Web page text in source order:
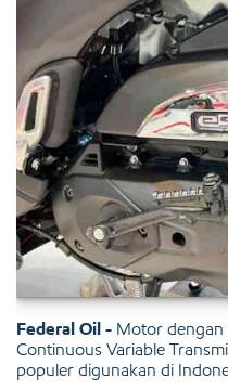
Federal Oil - Motor dengan
Continuous Variable
populer digunakan di